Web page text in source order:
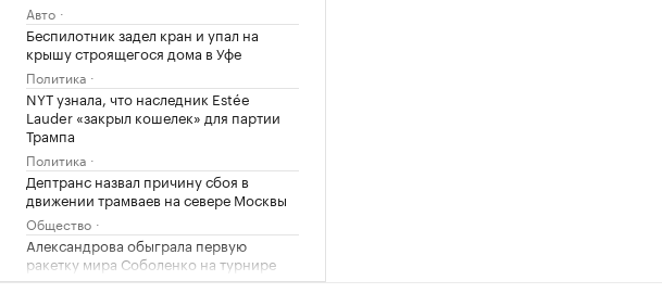
Авто
Беспилотник задел кран и упал на
крышу строящегося дома в Уфе
Политика
NYT узнала, что наследник Estée
Lauder «закрыл кошелек» для партии
Трампа
Политика
Дептранс назвал причину сбоя в
движении трамваев на севере Москвы
Общество
Александрова обыграла первую
ракетку мира Соболенко на турнире
WTA